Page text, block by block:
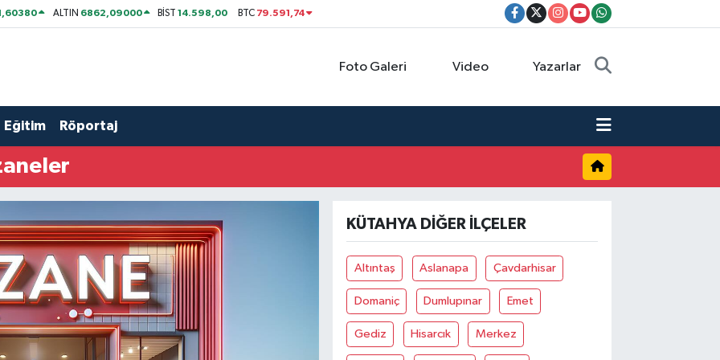
ALTIN 6862,09000 BİST14.598,00 BTC 79.591,74
Foto Galeri Video Yazarlar
Eğitim Röportaj
KÜTAHYA DIĞER İLÇELER
Altıntaş Aslanapa Çavdarhisar
Domaniç Dumlupınar Emet
Gediz Hisarcık Merkez